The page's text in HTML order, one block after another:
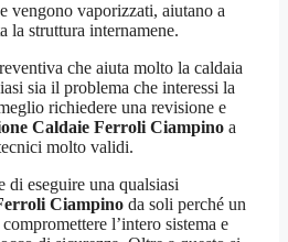
vengono vaporizzati, aiutano a
la struttura internamene.
che aiuta molto la caldaia
sia il problema che interessi la
richiedere una revisione e
Caldaie Ferroli Ciampino a
molto validi.
di eseguire una qualsiasi
Ciampino da soli perché un
l’intero sistema e